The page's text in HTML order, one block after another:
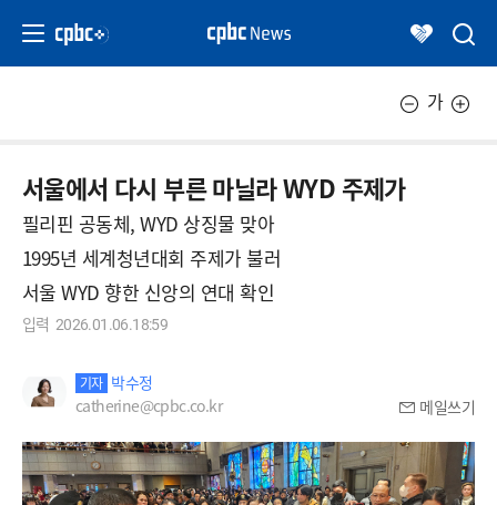
가
서울에서 다시 부른 마닐라 WYD 주제가
필리핀 공동체, WYD 상징물 맞아
1995년 세계청년대회 주제가 불러
서울 WYD 향한 신앙의 연대 확인
입력 2026.01.06.18:59
기자 박수정
catherine@cpbc.co.kr
메일쓰기